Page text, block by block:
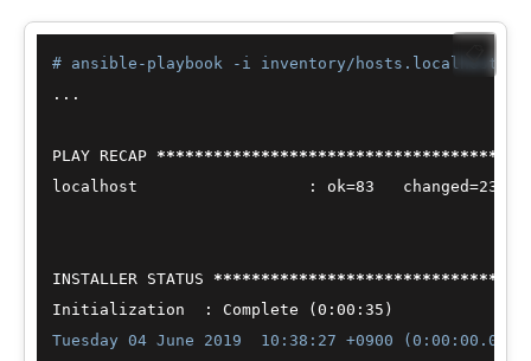
# ansible-playbook -i inventory/hosts.localhost
...
PLAY RECAP ************************************
localhost                  : ok=83   changed=23
INSTALLER STATUS ********************************
Tuesday 04 June 2019  10:38:27 +0900
📋